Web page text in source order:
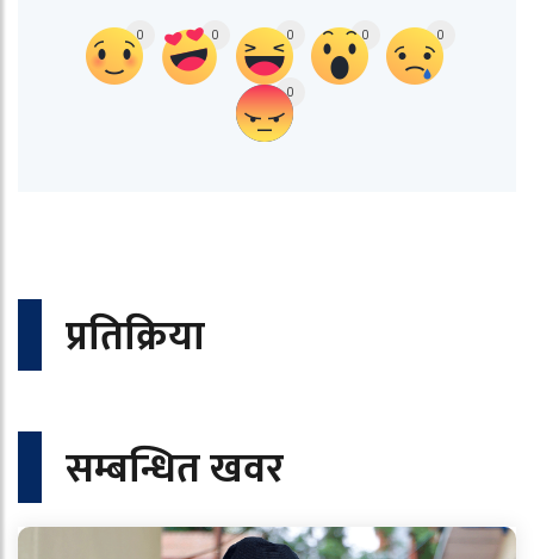
0 0 0 0 0
0
प्रतिक्रिया
सम्बन्धित खवर